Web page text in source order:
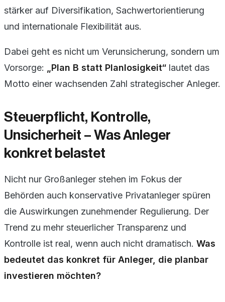
stärker auf Diversifikation, Sachwertorientierung
und internationale Flexibilität aus.
Dabei geht es nicht um Verunsicherung, sondern um
Vorsorge:
„Plan B statt Planlosigkeit“ lautet das
Motto einer wachsenden Zahl strategischer Anleger.
Steuerpflicht, Kontrolle,
Unsicherheit – Was Anleger
konkret belastet
Nicht nur Großanleger stehen im Fokus der
Behörden auch konservative Privatanleger spüren
die Auswirkungen zunehmender Regulierung. Der
Trend zu mehr steuerlicher Transparenz und
Kontrolle ist real, wenn auch nicht dramatisch. Was
bedeutet das konkret für Anleger, die planbar
investieren möchten?